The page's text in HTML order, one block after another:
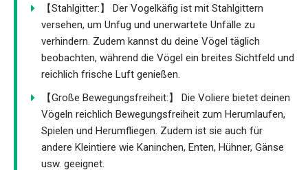
【Stahlgitter:】 Der Vogelkäfig ist mit Stahlgittern
versehen, um Unfug und unerwartete Unfälle zu
verhindern. Zudem kannst du deine Vögel täglich
beobachten, während die Vögel ein breites Sichtfeld und
reichlich frische Luft genießen.
【Große Bewegungsfreiheit:】 Die Voliere bietet deinen
Vögeln reichlich Bewegungsfreiheit zum Herumlaufen,
Spielen und Herumfliegen. Zudem ist sie auch für
andere Kleintiere wie Kaninchen, Enten, Hühner, Gänse
usw. geeignet.